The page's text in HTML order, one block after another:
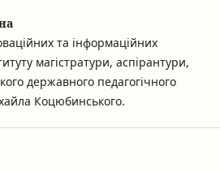
та інформаційних
магістратури, аспірантури,
державного педагогічного
Коцюбинського.